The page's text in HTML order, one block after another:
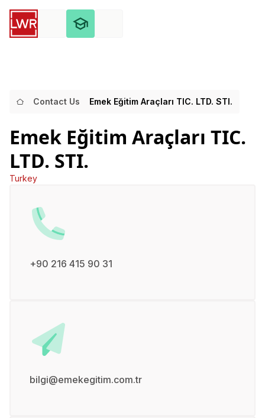
Contact Us Emek Eğitim Araçları TIC. LTD. STI.
Emek Eğitim Araçları TIC.
LTD. STI.
Turkey
+90 216 415 90 31
bilgi@emekegitim.com.tr